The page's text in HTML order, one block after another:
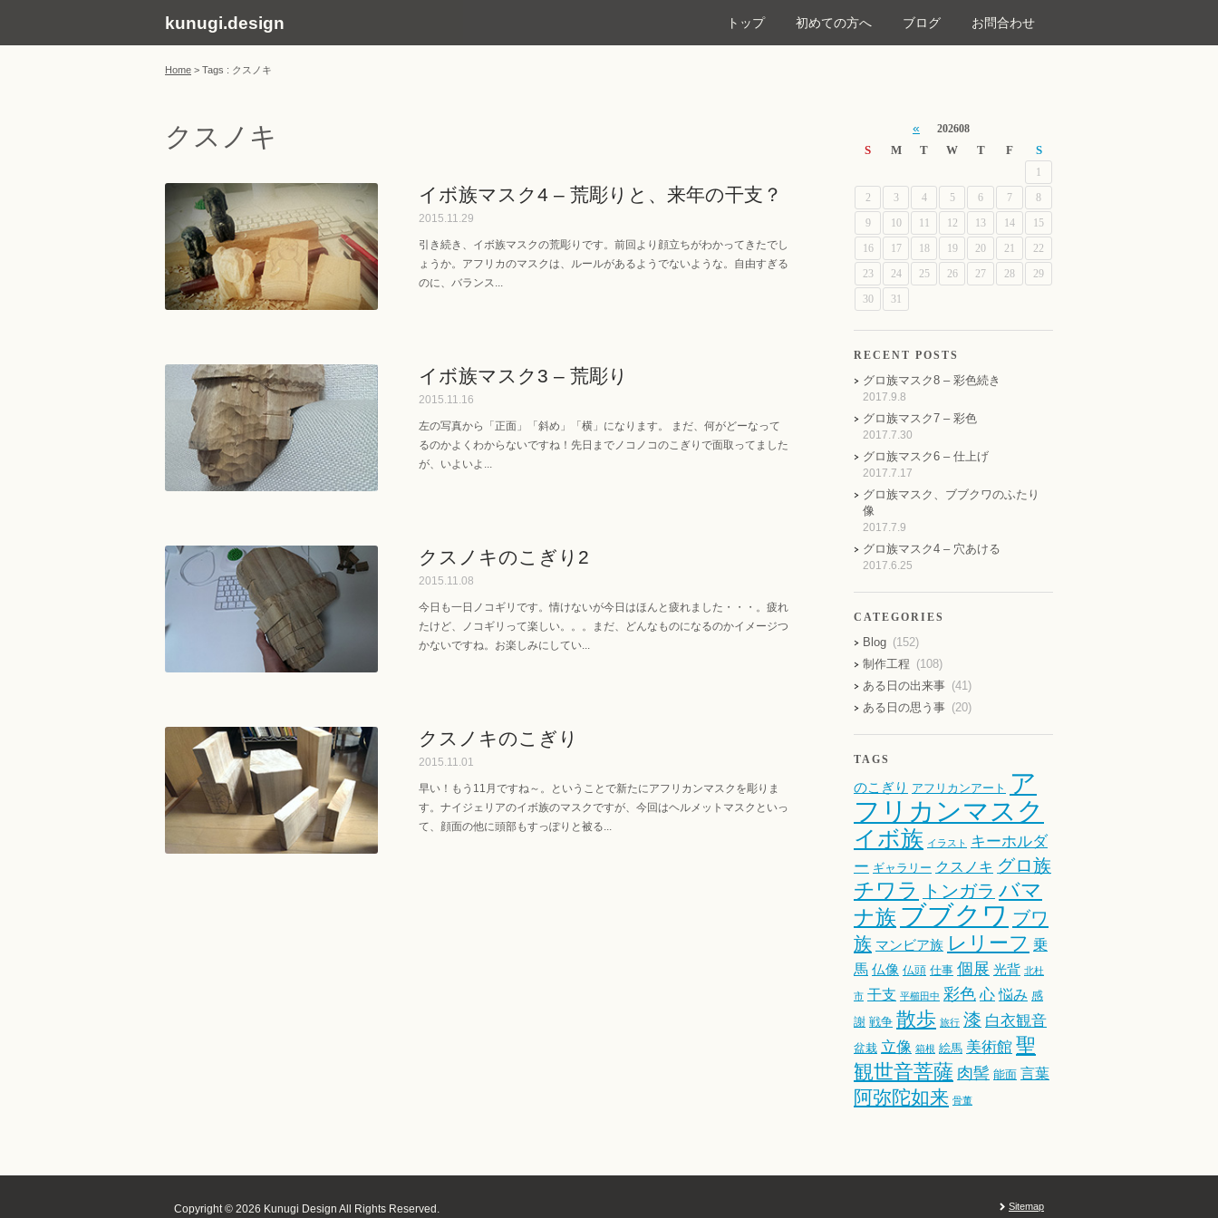
kunugi.design トップ 初めての方へ ブログ お問合わせ
Home > Tags : クスノキ
クスノキ
イボ族マスク4 – 荒彫りと、来年の干支？
2015.11.29
引き続き、イボ族マスクの荒彫りです。前回より顔立ちがわかってきたでし
ょうか。アフリカのマスクは、ルールがあるようでないような。自由すぎる
のに、バランス...
イボ族マスク3 – 荒彫り
2015.11.16
左の写真から「正面」「斜め」「横」になります。 まだ、何がどーなって
るのかよくわからないですね！先日までノコノコのこぎりで面取ってました
が、いよいよ...
クスノキのこぎり2
2015.11.08
今日も一日ノコギリです。情けないが今日はほんと疲れました・・・。疲れ
たけど、ノコギリって楽しい。。。まだ、どんなものになるのかイメージつ
かないですね。お楽しみにしてい...
クスノキのこぎり
2015.11.01
早い！もう11月ですね～。ということで新たにアフリカンマスクを彫りま
す。ナイジェリアのイボ族のマスクですが、今回はヘルメットマスクといっ
て、顔面の他に頭部もすっぽりと被る...
202608
S M T W T F S
1
2
3 4 5 6 7
8
9
10 11 12 13 14
15
16
17 18 19 20 21
22
23
24 25 26 27 28
29
30
31
«
RECENT POSTS
グロ族マスク8 – 彩色続き
2017.9.8
グロ族マスク7 – 彩色
2017.7.30
グロ族マスク6 – 仕上げ
2017.7.17
グロ族マスク、ブブクワのふたり
像
2017.7.9
グロ族マスク4 – 穴あける
2017.6.25
CATEGORIES
Blog (152)
制作工程 (108)
ある日の出来事 (41)
ある日の思う事 (20)
TAGS
のこぎり アフリカンアート
ア
フリカンマスク
イボ族 イラスト キーホルダ
ー ギャラリー クスノキ グロ族
チワラ トンガラ バマ
ナ族 ブブクワ ブワ
族 マンビア族 レリーフ 乗
馬 仏像 仏頭 仕事 個展 光背 北杜
市 干支 平櫛田中 彩色 心 悩み 感
謝 戦争 散歩 旅行 漆 白衣観音
盆栽 立像 箱根 絵馬 美術館 聖
観世音菩薩 肉髻 能面 言葉
阿弥陀如来 骨董
Copyright © 2026 Kunugi Design All Rights Reserved. Sitemap